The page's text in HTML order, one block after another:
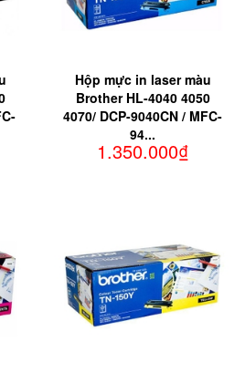
Hộp mực in laser màu
Brother HL-4040 4050
4070/ DCP-9040CN / MFC-
94...
1.350.000₫